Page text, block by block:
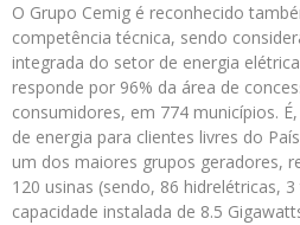
O Grupo Cemig é reconhecido
competência técnica, sendo
integrada do setor de energia
responde por 96% da área de
consumidores, em 774 municípios.
de energia para clientes livres do
um dos maiores grupos geradores,
120 usinas (sendo, 86 hidrelétricas,
capacidade instalada de 8.5